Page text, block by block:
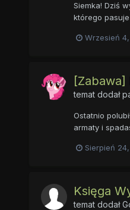
Siemka! Dziś
którego
Wrzesień 4,
temat dodał
Ostatnio
armaty i
Sierpień
Księga
temat dodał